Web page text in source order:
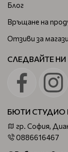
Блог
Връщане на
Отзиви за
СЛЕДВАЙТЕ НИ
БЮТИ СТУДИО
гр. София,
0886616467